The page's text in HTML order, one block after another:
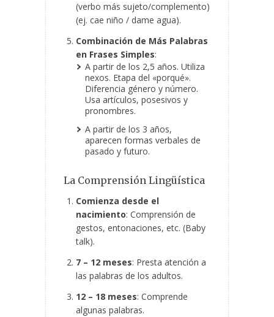
(verbo más sujeto/complemento)
(ej. cae niño / dame agua).
Combinación de Más Palabras
en Frases Simples:
A partir de los 2,5 años. Utiliza
nexos. Etapa del «porqué».
Diferencia género y número.
Usa artículos, posesivos y
pronombres.
A partir de los 3 años,
aparecen formas verbales de
pasado y futuro.
La Comprensión Lingüística
Comienza desde el
nacimiento: Comprensión de
gestos, entonaciones, etc. (Baby
talk).
7 – 12 meses: Presta atención a
las palabras de los adultos.
12 – 18 meses: Comprende
algunas palabras.